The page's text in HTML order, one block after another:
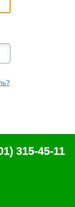
315-45-11